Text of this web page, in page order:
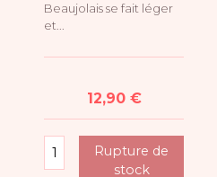
Beaujolais se fait léger
et...
Prix
12,90 €
Rupture de
stock